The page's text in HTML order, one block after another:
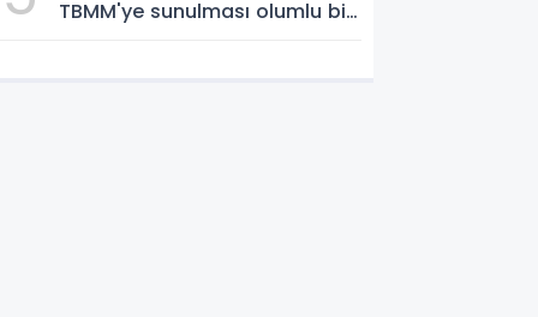
TBMM'ye sunulması olumlu bir